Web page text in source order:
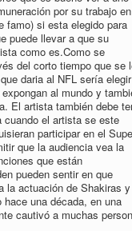
por su trabajo
famo) si esta elegido para
puede llevar a que su
como es.Como se
del corto tiempo que se
daria al NFL sería elegir
al mundo y
El artista también debe
cuando el artista se este
participar en el
que la audiencia vea la
que están
pueden sentir en que
la actuación de Shakiras y
una década, en una
cautivó a muchas